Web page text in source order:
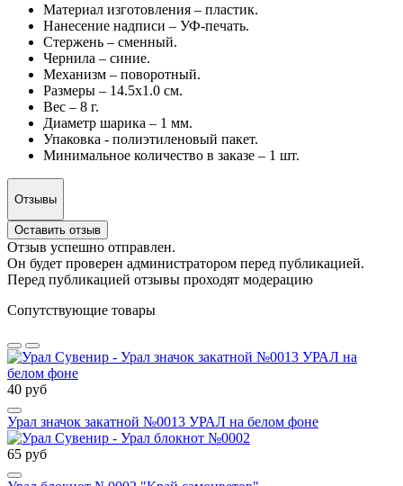
Материал изготовления – пластик.
Нанесение надписи – УФ-печать.
Стержень – сменный.
Чернила – синие.
Механизм – поворотный.
Размеры – 14.5х1.0 см.
Вес – 8 г.
Диаметр шарика – 1 мм.
Упаковка - полиэтиленовый пакет.
Минимальное количество в заказе – 1 шт.
Отзывы
Оставить отзыв
Отзыв успешно отправлен.
Он будет проверен администратором перед публикацией.
Перед публикацией отзывы проходят модерацию
Сопутствующие товары
40 руб
Урал значок закатной №0013 УРАЛ на белом фоне
65 руб